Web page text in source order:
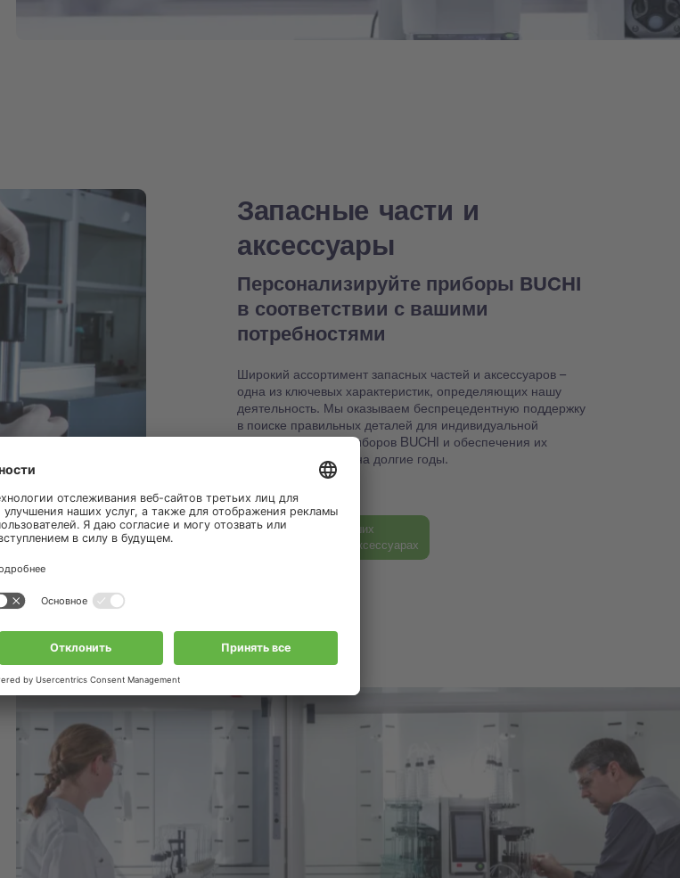
Запасные части и
аксессуары
Персонализируйте приборы BUCHI
в соответствии с вашими
потребностями
Широкий ассортимент запасных частей и аксессуаров –
одна из ключевых характеристик, определяющих нашу
деятельность. Мы оказываем беспрецедентную поддержку
в поиске правильных деталей для индивидуальной
настройки ваших приборов BUCHI и обеспечения их
работоспособности на долгие годы.
Узнать больше о наших
запасных частях и аксессуарах